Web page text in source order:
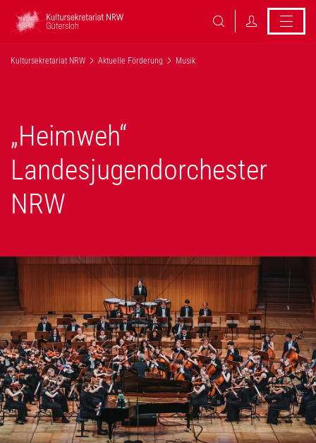
Kultursekretariat NRW Aktuelle Förderung Musik
„Heimweh“
Landesjugendorchester
NRW